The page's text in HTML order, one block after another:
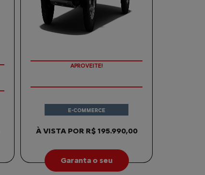
APROVEITE!
À VISTA POR R$ 195.990,00
E-COMMERCE
Garanta o seu